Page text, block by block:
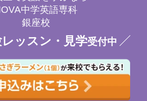
中学英語専科
銀座校
ッスン・見学受付中